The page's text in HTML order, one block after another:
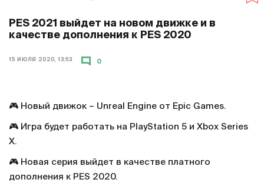
PES 2021 выйдет на новом движке и в
качестве дополнения к PES 2020
15 ИЮЛЯ 2020, 13:53 0
🎮 Новый движок – Unreal Engine от Epic Games.
🎮 Игра будет работать на PlayStation 5 и Xbox Series
X.
🎮 Новая серия выйдет в качестве платного
дополнения к PES 2020.